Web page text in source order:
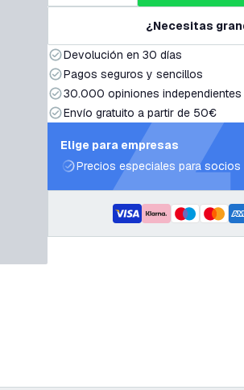
¿Necesitas
Devolución en 30 días
Pagos seguros y sencillos
30.000 opiniones independientes
Envío gratuito a partir de 50€
Elige para empresas
Precios especiales para socios